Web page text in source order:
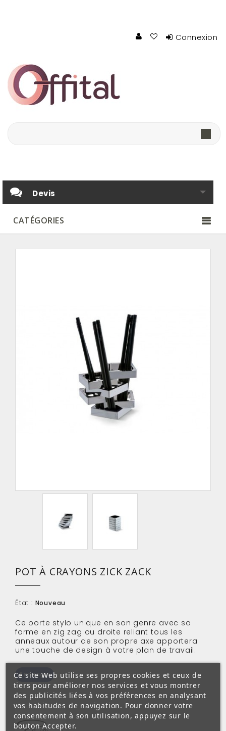
Connexion
Devis
CATÉGORIES
POT À CRAYONS ZICK ZACK
État : Nouveau
Ce porte stylo unique en son genre avec sa
forme en zig zag ou droite reliant tous les
anneaux autour de son propre axe apportera
une touche de design à votre plan de travail.
Partager
Ce site Web utilise ses propres cookies et ceux de
tiers pour améliorer nos services et vous montrer
des publicités liées à vos préférences en analysant
vos habitudes de navigation. Pour donner votre
consentement à son utilisation, appuyez sur le
bouton Accepter.